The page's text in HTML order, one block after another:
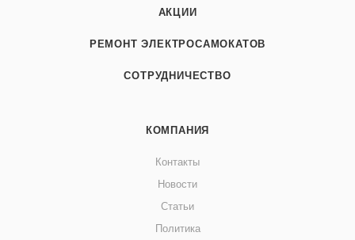
АКЦИИ
РЕМОНТ ЭЛЕКТРОСАМОКАТОВ
СОТРУДНИЧЕСТВО
КОМПАНИЯ
Контакты
Новости
Статьи
Политика